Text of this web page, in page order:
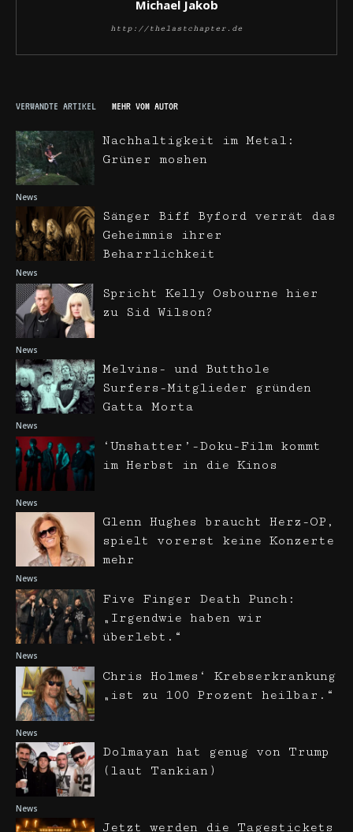
Michael Jakob
http://thelastchapter.de
VERWANDTE ARTIKEL MEHR VOM AUTOR
News
Nachhaltigkeit im Metal:
Grüner moshen
News
Sänger Biff Byford verrät das
Geheimnis ihrer
Beharrlichkeit
News
Spricht Kelly Osbourne hier
zu Sid Wilson?
News
Melvins- und Butthole
Surfers-Mitglieder gründen
Gatta Morta
News
‘Unshatter’-Doku-Film kommt
im Herbst in die Kinos
News
Glenn Hughes braucht Herz-OP,
spielt vorerst keine Konzerte
mehr
News
Five Finger Death Punch:
„Irgendwie haben wir
überlebt.“
News
Chris Holmes‘ Krebserkrankung
„ist zu 100 Prozent heilbar.“
News
Dolmayan hat genug von Trump
(laut Tankian)
Jetzt werden die Tagestickets